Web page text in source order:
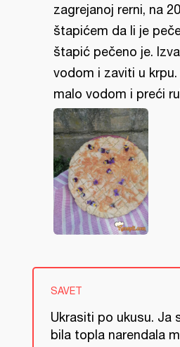
zagrejanoj rerni, na
štapićem da li je
štapić pečeno je.
vodom i zaviti u
malo vodom i preći
SAVET
Ukrasiti po ukusu. Ja
bila topla narendala